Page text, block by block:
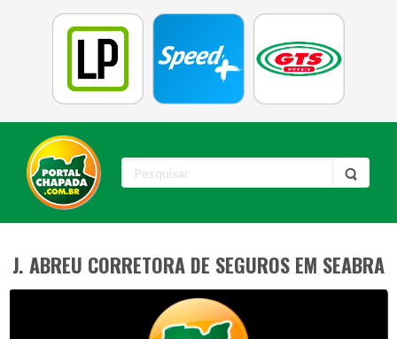
J. ABREU CORRETORA DE SEGUROS EM SEABRA